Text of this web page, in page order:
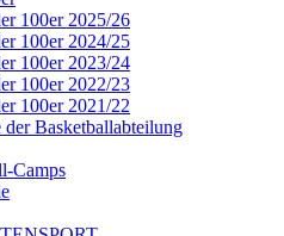
100er 2025/26
100er 2024/25
100er 2023/24
100er 2022/23
100er 2021/22
Basketballabteilung
Camps